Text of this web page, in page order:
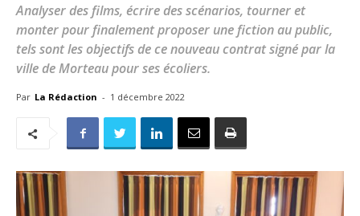
Analyser des films, écrire des scénarios, tourner et
monter pour finalement proposer une fiction au public,
tels sont les objectifs de ce nouveau contrat signé par la
ville de Morteau pour ses écoliers.
Par La Rédaction - 1 décembre 2022